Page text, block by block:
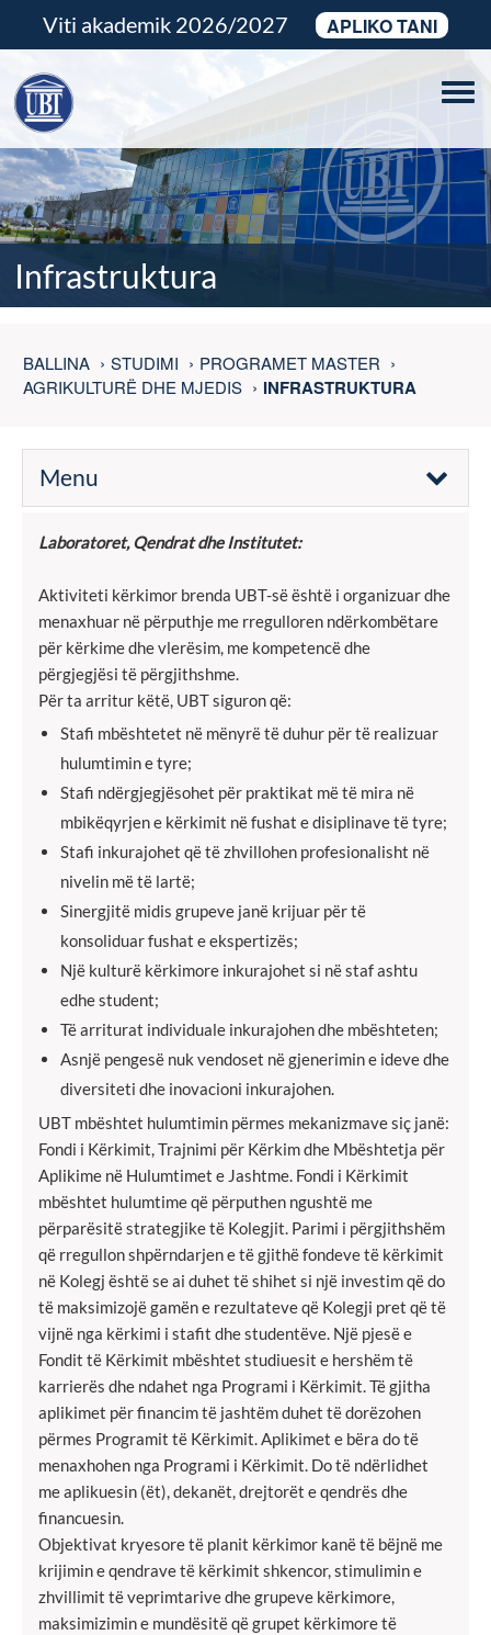
Viti akademik 2026/2027 APLIKO TANI
Infrastruktura
BALLINA STUDIMI
PROGRAMET MASTER
AGRIKULTURË DHE MJEDIS
INFRASTRUKTURA
Menu
Laboratoret, Qendrat dhe Institutet:
Aktiviteti kërkimor brenda UBT-së është i organizuar dhe
menaxhuar në përputhje me rregulloren ndërkombëtare
për kërkime dhe vlerësim, me kompetencë dhe
përgjegjësi të përgjithshme.
Për ta arritur këtë, UBT siguron që:
Stafi mbështetet në mënyrë të duhur për të realizuar
hulumtimin e tyre;
Stafi ndërgjegjësohet për praktikat më të mira në
mbikëqyrjen e kërkimit në fushat e disiplinave të tyre;
Stafi inkurajohet që të zhvillohen profesionalisht në
nivelin më të lartë;
Sinergjitë midis grupeve janë krijuar për të
konsoliduar fushat e ekspertizës;
Një kulturë kërkimore inkurajohet si në staf ashtu
edhe student;
Të arriturat individuale inkurajohen dhe mbështeten;
Asnjë pengesë nuk vendoset në gjenerimin e ideve dhe
diversiteti dhe inovacioni inkurajohen.
UBT mbështet hulumtimin përmes mekanizmave siç janë:
Fondi i Kërkimit, Trajnimi për Kërkim dhe Mbështetja për
Aplikime në Hulumtimet e Jashtme. Fondi i Kërkimit
mbështet hulumtime që përputhen ngushtë me
përparësitë strategjike të Kolegjit. Parimi i përgjithshëm
që rregullon shpërndarjen e të gjithë fondeve të kërkimit
në Kolegj është se ai duhet të shihet si një investim që do
të maksimizojë gamën e rezultateve që Kolegji pret që të
vijnë nga kërkimi i stafit dhe studentëve. Një pjesë e
Fondit të Kërkimit mbështet studiuesit e hershëm të
karrierës dhe ndahet nga Programi i Kërkimit. Të gjitha
aplikimet për financim të jashtëm duhet të dorëzohen
përmes Programit të Kërkimit. Aplikimet e bëra do të
menaxhohen nga Programi i Kërkimit. Do të ndërlidhet
me aplikuesin (ët), dekanët, drejtorët e qendrës dhe
financuesin.
Objektivat kryesore të planit kërkimor kanë të bëjnë me
krijimin e qendrave të kërkimit shkencor, stimulimin e
zhvillimit të veprimtarive dhe grupeve kërkimore,
maksimizimin e mundësitë që grupet kërkimore të